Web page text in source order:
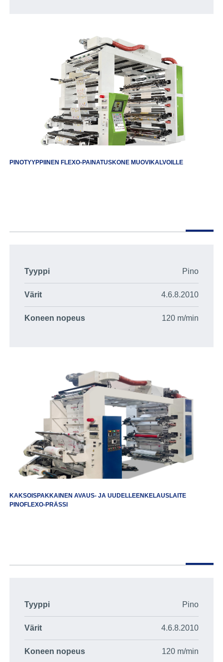
PINOTYYPPIINEN FLEXO-PAINATUSKONE MUOVIKALVOILLE
Tyyppi Pino
Värit 4.6.8.2010
Koneen nopeus 120 m/min
KAKSOISPAKKAINEN AVAUS- JA UUDELLEENKELAUSLAITE
PINOFLEXO-PRÄSSI
Tyyppi Pino
Värit 4.6.8.2010
Koneen nopeus 120 m/min